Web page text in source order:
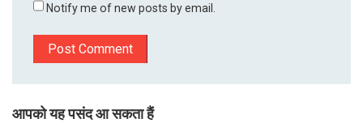
Notify me of new posts by email.
आपको यह पसंद आ सकता हैं